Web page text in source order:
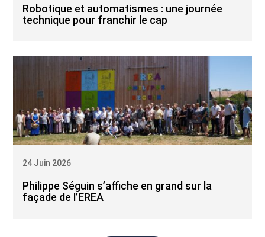
Robotique et automatismes : une journée
technique pour franchir le cap
Philippe Séguin s’affiche en grand sur la
façade de l’EREA
24 Juin 2026